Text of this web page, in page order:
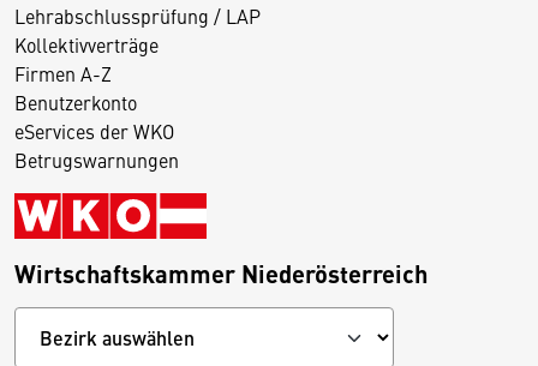
Lehrabschlussprüfung / LAP
Kollektivverträge
Firmen A-Z
Benutzerkonto
eServices der WKO
Betrugswarnungen
Wirtschaftskammer Niederösterreich